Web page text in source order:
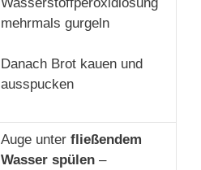
mehrmals gurgeln
Danach Brot kauen und
ausspucken
Auge unter fließendem
Wasser spülen –